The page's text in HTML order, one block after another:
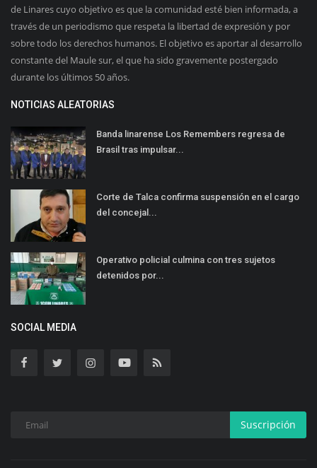
de Linares cuyo objetivo es que la comunidad esté bien informada, a
través de un periodismo que respeta la libertad de expresión y por
sobre todo los derechos humanos. El objetivo es aportar al desarrollo
constante del Maule sur, el que ha sido gravemente postergado
durante los últimos 50 años.
NOTICIAS ALEATORIAS
Banda linarense Los Remembers regresa de
Brasil tras impulsar...
Corte de Talca confirma suspensión en el cargo
del concejal...
Operativo policial culmina con tres sujetos
detenidos por...
SOCIAL MEDIA
Suscripción